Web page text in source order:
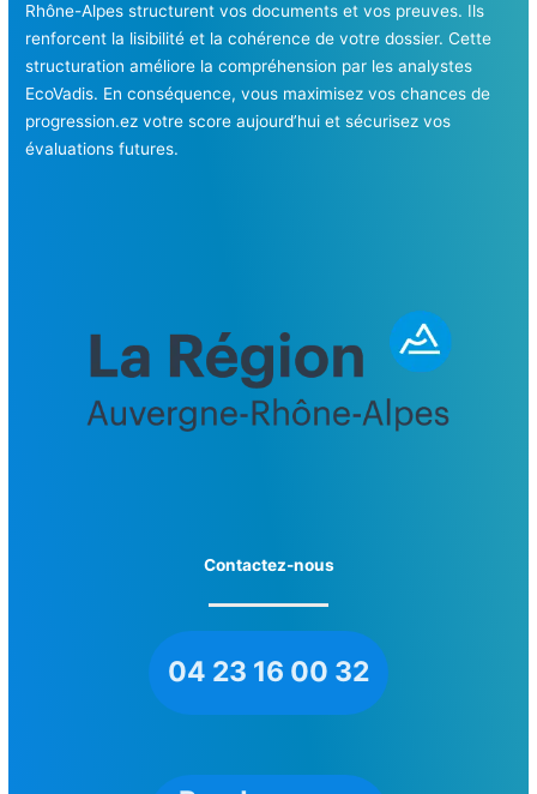
Rhône-Alpes structurent vos documents et vos preuves. Ils
renforcent la lisibilité et la cohérence de votre dossier. Cette
structuration améliore la compréhension par les analystes
EcoVadis. En conséquence, vous maximisez vos chances de
progression.ez votre score aujourd’hui et sécurisez vos
évaluations futures.
Contactez-nous
04 23 16 00 32